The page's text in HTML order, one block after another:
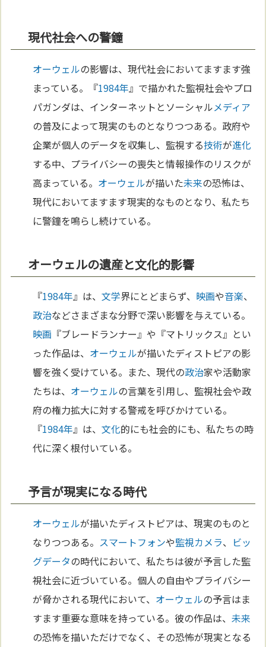
現代社会への警鐘
オーウェルの影響は、現代社会においてますます強
まっている。『1984年』で描かれた監視社会やプロ
パガンダは、インターネットとソーシャルメディア
の普及によって現実のものとなりつつある。政府や
企業が個人のデータを収集し、監視する技術が進化
する中、プライバシーの喪失と情報操作のリスクが
高まっている。 オーウェルが描いた未来の恐怖は、
現代においてますます現実的なものとなり、私たち
に警鐘を鳴らし続けている。
オーウェルの遺産と文化的影響
『1984年』は、文学界にとどまらず、 映画や音楽、
政治などさまざまな分野で深い影響を与えている。
映画 『ブレードランナー』や『マトリックス』とい
った作品は、 オーウェルが描いたディストピアの影
響を強く受けている。また、現代の政治家や活動家
たちは、 オーウェルの言葉を引用し、監視社会や政
府の権力拡大に対する警戒を呼びかけている。
『1984年』は、文化的にも社会的にも、私たちの時
代に深く根付いている。
予言が現実になる時代
オーウェルが描いたディストピアは、現実のものと
なりつつある。 スマートフォンや監視カメラ、 ビッ
グデータの時代において、私たちは彼が予言した監
視社会に近づいている。個人の自由やプライバシー
が脅かされる現代において、 オーウェルの予言はま
すます重要な意味を持っている。彼の作品は、未来
の恐怖を描いただけでなく、その恐怖が現実となる